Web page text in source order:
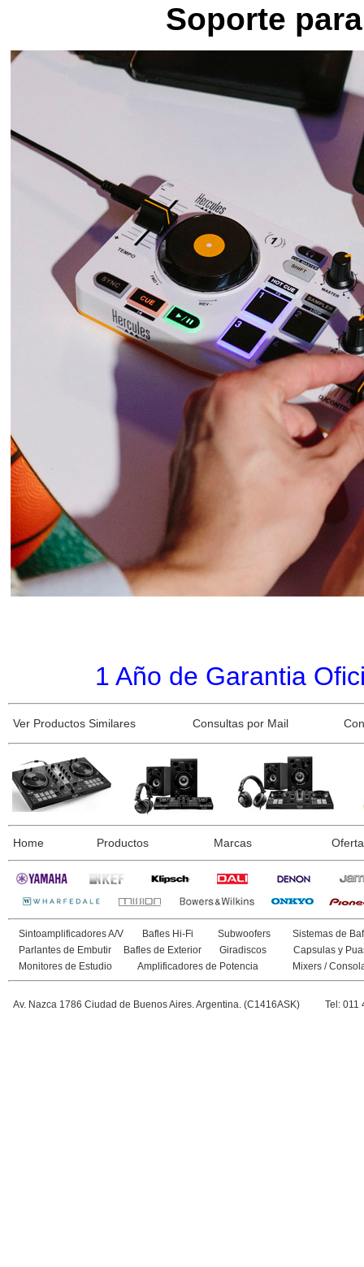
Soporte
1 Año de Garantia
Ver Productos Similares Consultas por Mail
Home Productos Marcas
Sintoamplificadores A/V Bafles Hi-Fi Subwoofers
Sistemas de
Parlantes de Embutir
Bafles de Exterior Giradiscos
Capsulas y
Monitores de Estudio
Amplificadores de Potencia Mixers /
Av. Nazca 1786 Ciudad de Buenos Aires. Argentina. (C1416ASK) Tel: 011